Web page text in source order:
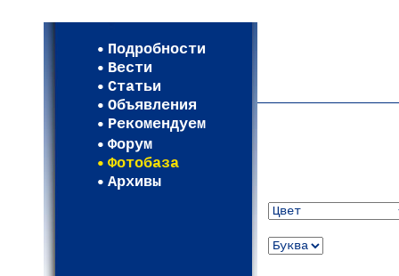
Подробности
Вести
Статьи
Объявления
Рекомендуем
Форум
Фотобаза
Архивы